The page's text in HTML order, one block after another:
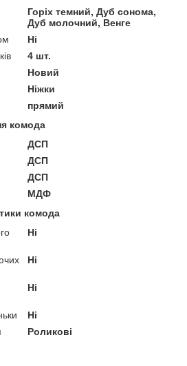
Горіх темний, Дуб сонома,
Дуб молочний, Венге
Ні
4 шт.
Новий
Ніжки
прямий
комода
ДСП
ДСП
ДСП
МДФ
комода
Ні
Ні
Ні
Ні
Роликові